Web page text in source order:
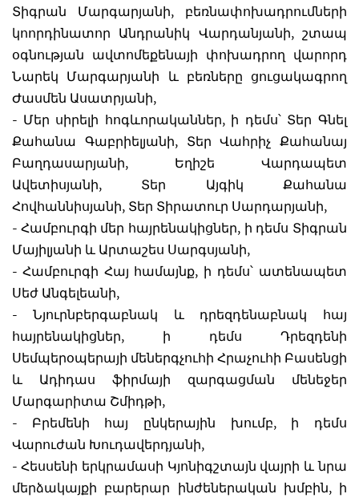
Տիգրան Մարգարյանի, բեռնափոխադրումների
կոորդինատոր Անդրանիկ Վարդանյանի, շտապ
օգնության ավտոմեքենայի փոխադրող վարորդ
Նարեկ Մարգարյանի և բեռները ցուցակագրող
Ժասմեն Ասատրյանի,
- Մեր սիրելի հոգևորականներ, ի դեմս՝ Տեր Գնել
Քահանա Գաբրիելյանի, Տեր Վահրիչ Քահանայ
Բաղդասարյանի, Եղիշե Վարդապետ
Ավետիսյանի, Տեր Այգիկ Քահանա
Հովհաննիսյանի, Տեր Տիրատուր Սարդարյանի,
- Համբուրգի մեր հայրենակիցներ, ի դեմս Տիգրան
Մայիլյանի և Արտաշես Սարգսյանի,
- Համբուրգի Հայ համայնք, ի դեմս՝ ատենապետ
Սեժ Անգելեանի,
- Նյուրնբերգաբնակ և դրեզդենաբնակ հայ
հայրենակիցներ, ի դեմս Դրեզդենի
Սեմպերօպերայի մեներգչուհի Հրաչուհի Բասենցի
և Ադիդաս ֆիրմայի զարգացման մենեջեր
Մարգարիտա Շմիդթի,
- Բրեմենի հայ ընկերային խումբ, ի դեմս
Վարուժան Խուդավերդյանի,
- Հեսսենի երկրամասի Կյոնիգշտայն վայրի և նրա
մերձակայքի բարերար ինժեներական խմբին, ի